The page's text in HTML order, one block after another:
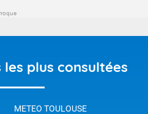
les plus consultées
METEO TOULOUSE